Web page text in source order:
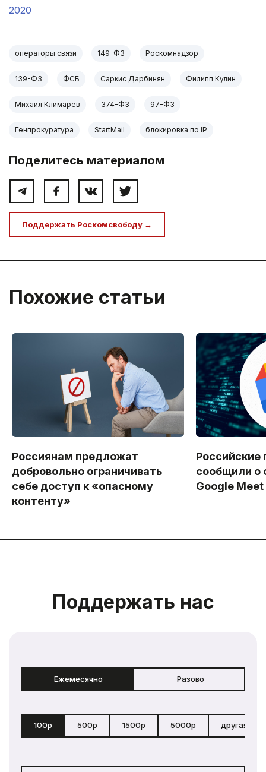
2020
операторы связи 149-ФЗ Роскомнадзор
139-ФЗ ФСБ Саркис Дарбинян Филипп Кулин
Михаил Климарёв 374-ФЗ 97-ФЗ
Генпрокуратура StartMail блокировка по IP
Поделитесь материалом
Поддержать Роскомсвободу →
Похожие статьи
Россиянам предложат
добровольно ограничивать
себе доступ к «опасному
контенту»
Российские
сообщили о
Google Meet
Поддержать нас
Ежемесячно Разово
100р 500р 1500р 5000р другая